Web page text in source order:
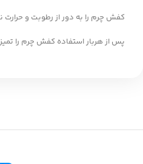
کفش چرم را به دور از رطوبت و حرارت
پس از هربار استفاده کفش چرم را